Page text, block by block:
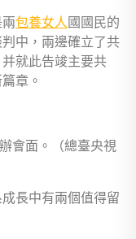
包養女人國國民的
中，兩邊確立了共
就此告竣主要共
章。
會面。（總臺央視
長中有兩個值得留